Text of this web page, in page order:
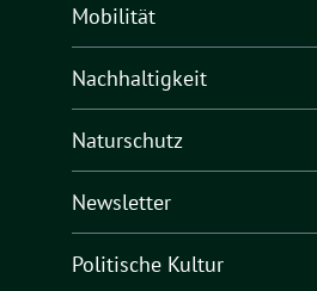
Mobilität
Nachhaltigkeit
Naturschutz
Newsletter
Politische Kultur